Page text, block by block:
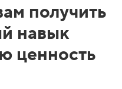
получить
навык
ценность